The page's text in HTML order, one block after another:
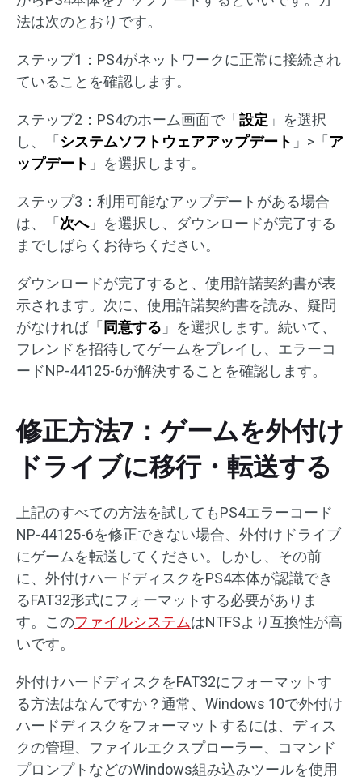
法は次のとおりです。
ステップ1：PS4がネットワークに正常に接続され
ていることを確認します。
ステップ2：PS4のホーム画面で「 設定 」を選択
し、「 システムソフトウェアアップデート 」>「 ア
ップデート 」を選択します。
ステップ3：利用可能なアップデートがある場合
は、「 次へ」を選択し、ダウンロードが完了する
までしばらくお待ちください。
ダウンロードが完了すると、使用許諾契約書が表
示されます。次に、使用許諾契約書を読み、疑問
がなければ「 同意する 」を選択します。続いて、
フレンドを招待してゲームをプレイし、エラーコ
ードNP-44125-6が解決することを確認します。
修正方法7：ゲームを外付け
ドライブに移⾏・転送する
上記のすべての方法を試してもPS4エラーコード
NP-44125-6を修正できない場合、外付けドライブ
にゲームを転送してください。しかし、その前
に、外付けハードディスクをPS4本体が認識でき
るFAT32形式にフォーマットする必要がありま
す。このファイルシステムはNTFSより互換性が高
いです。
外付けハードディスクをFAT32にフォーマットす
る方法はなんですか？通常、Windows 10で外付け
ハードディスクをフォーマットするには、ディス
クの管理、ファイルエクスプローラー、コマンド
プロンプトなどのWindows組み込みツールを使用